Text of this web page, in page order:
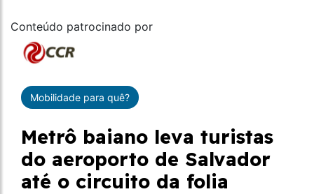
Conteúdo patrocinado por
Mobilidade para quê?
Metrô baiano leva turistas
do aeroporto de Salvador
até o circuito da folia